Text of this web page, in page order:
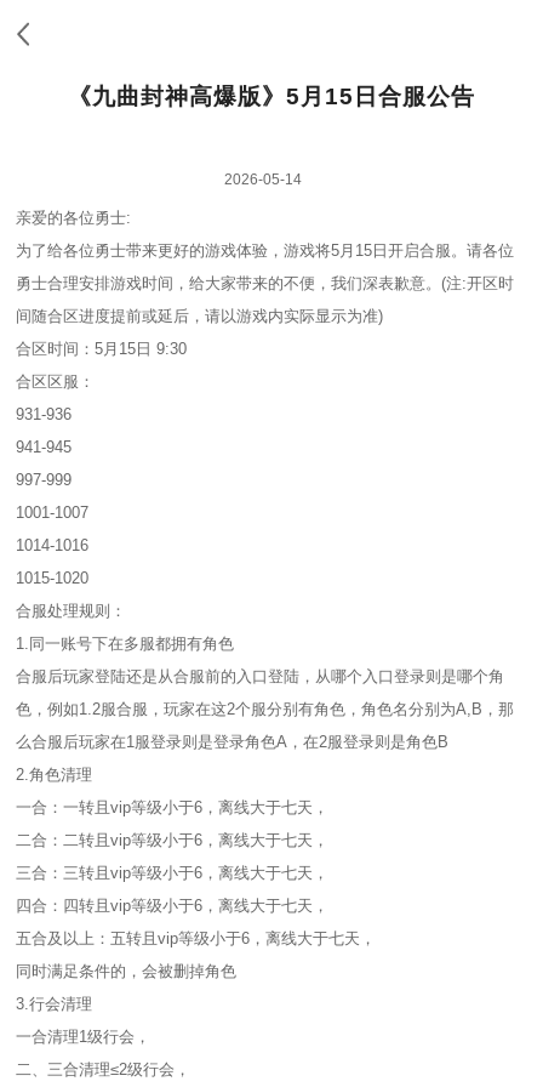
《九曲封神高爆版》5月15日合服公告
2026-05-14
亲爱的各位勇士:
为了给各位勇士带来更好的游戏体验，游戏将5月15日开启合服。请各位
勇士合理安排游戏时间，给大家带来的不便，我们深表歉意。(注:开区时
间随合区进度提前或延后，请以游戏内实际显示为准)
合区时间：5月15日 9:30
合区区服：
931-936
941-945
997-999
1001-1007
1014-1016
1015-1020
合服处理规则：
1.同一账号下在多服都拥有角色
合服后玩家登陆还是从合服前的入口登陆，从哪个入口登录则是哪个角
色，例如1.2服合服，玩家在这2个服分别有角色，角色名分别为A,B，那
么合服后玩家在1服登录则是登录角色A，在2服登录则是角色B
2.角色清理
一合：一转且vip等级小于6，离线大于七天，
二合：二转且vip等级小于6，离线大于七天，
三合：三转且vip等级小于6，离线大于七天，
四合：四转且vip等级小于6，离线大于七天，
五合及以上：五转且vip等级小于6，离线大于七天，
同时满足条件的，会被删掉角色
3.行会清理
一合清理1级行会，
二、三合清理≤2级行会，